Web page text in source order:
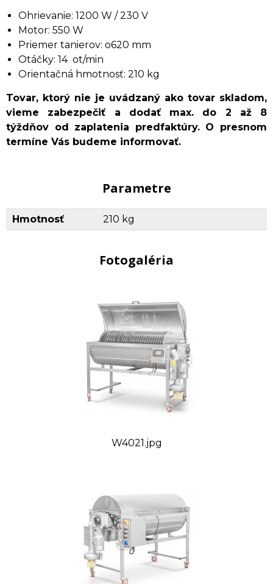
Ohrievanie: 1200 W / 230 V
Motor: 550 W
Priemer tanierov: o620 mm
Otáčky: 14 ot/min
Orientačná hmotnosť: 210 kg
Tovar, ktorý nie je uvádzaný ako tovar skladom,
vieme zabezpečiť a dodať max. do 2 až 8
týždňov od zaplatenia predfaktúry. O presnom
termíne Vás budeme informovať.
Parametre
Hmotnosť 210 kg
Fotogaléria
W4021.jpg